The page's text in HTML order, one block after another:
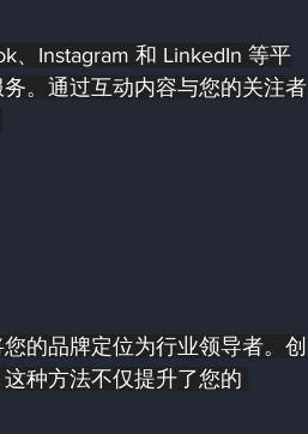
、Instagram 和 LinkedIn 等平
。通过互动内容与您的关注者
的品牌定位为行业领导者。创
种方法不仅提升了您的